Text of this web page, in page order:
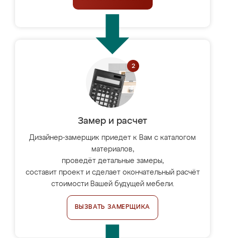
Замер и расчет
Дизайнер-замерщик приедет к Вам с каталогом
материалов,
проведёт детальные замеры,
составит проект и сделает окончательный расчёт
стоимости Вашей будущей мебели.
ВЫЗВАТЬ ЗАМЕРЩИКА